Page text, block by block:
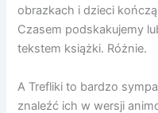
obrazkach i dzieci
Czasem podskakujemy
tekstem książki. Różnie.
A Trefliki to bardzo
znaleźć ich w wersji